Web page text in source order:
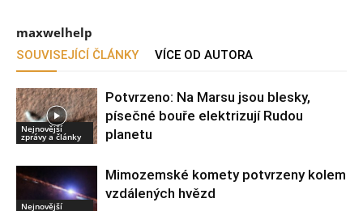
maxwelhelp
SOUVISEJÍCÍ ČLÁNKY VÍCE OD AUTORA
Nejnovější
zprávy a články
Potvrzeno: Na Marsu jsou blesky,
písečné bouře elektrizují Rudou
planetu
Nejnovější
Mimozemské komety potvrzeny kolem
vzdálených hvězd